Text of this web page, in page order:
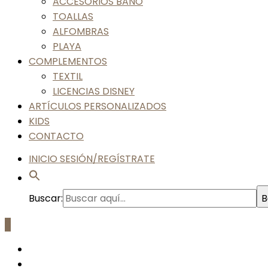
TOALLAS
ALFOMBRAS
PLAYA
COMPLEMENTOS
TEXTIL
LICENCIAS DISNEY
ARTÍCULOS PERSONALIZADOS
KIDS
CONTACTO
INICIO SESIÓN/REGÍSTRATE
Buscar: